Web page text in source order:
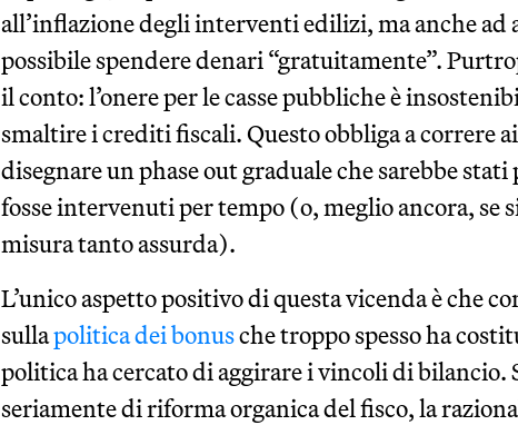
all’inflazione degli interventi edilizi, ma anche ad
possibile spendere denari “gratuitamente”.
il conto: l’onere per le casse pubbliche è
smaltire i crediti fiscali. Questo obbliga a correre
disegnare un phase out graduale che sarebbe stati
fosse intervenuti per tempo (o, meglio ancora, se
misura tanto assurda).
L’unico aspetto positivo di questa vicenda è che
sullapolitica dei bonusche troppo spesso ha
politica ha cercato di aggirare i vincoli di bilancio.
seriamente di riforma organica del fisco, la